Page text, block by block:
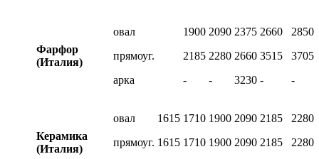
Фарфор
(Италия)
овал
прямоуг.
арка
1900
2185
-
2090
2280
-
2375
2660
3230
2660
3515
-
2850
3705
-
Керамика
(Италия)
овал
прямоуг.
1615
1615
1710
1710
1900
1900
2090
2090
2185
2185
2280
2280